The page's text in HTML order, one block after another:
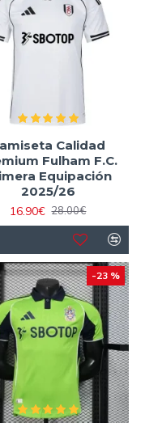
Calidad
Fulham F.C.
Equipación
2025/26
16.90€ 28.00€
-23 %